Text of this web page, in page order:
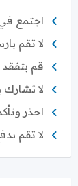
اجتمع في
لا تقم
قم بتفقد
لا
احذر
لا تقم